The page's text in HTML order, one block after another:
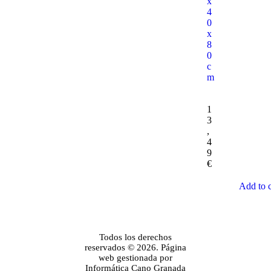
4
0
x
8
0
c
m
1
3
,
4
9
€
Add to
Todos los derechos
reservados © 2026. Página
web gestionada por
Informática Cano Granada